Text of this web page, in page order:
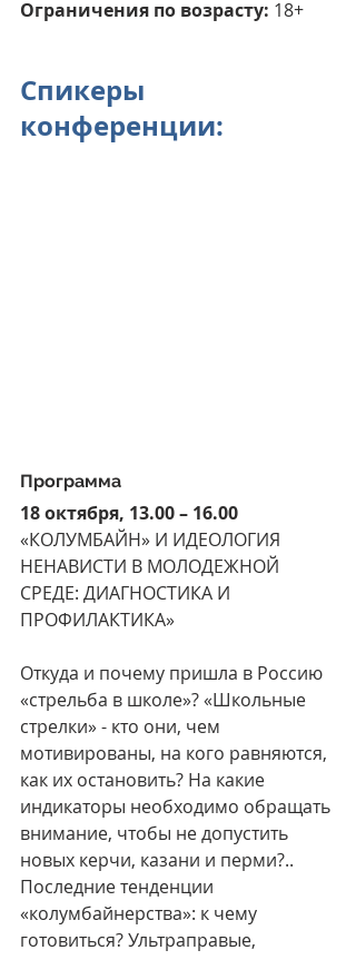
Ограничения по возрасту: 18+
Спикеры
конференции:
Программа
18 октября, 13.00 – 16.00
«КОЛУМБАЙН» И ИДЕОЛОГИЯ
НЕНАВИСТИ В МОЛОДЕЖНОЙ
СРЕДЕ: ДИАГНОСТИКА И
ПРОФИЛАКТИКА»
Откуда и почему пришла в Россию
«стрельба в школе»? «Школьные
стрелки» - кто они, чем
мотивированы, на кого равняются,
как их остановить? На какие
индикаторы необходимо обращать
внимание, чтобы не допустить
новых керчи, казани и перми?..
Последние тенденции
«колумбайнерства»: к чему
готовиться? Ультраправые,